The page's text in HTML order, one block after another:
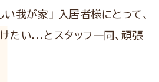
い我が家」 入居者様にとって、
たい...とスタッフ一同、頑張